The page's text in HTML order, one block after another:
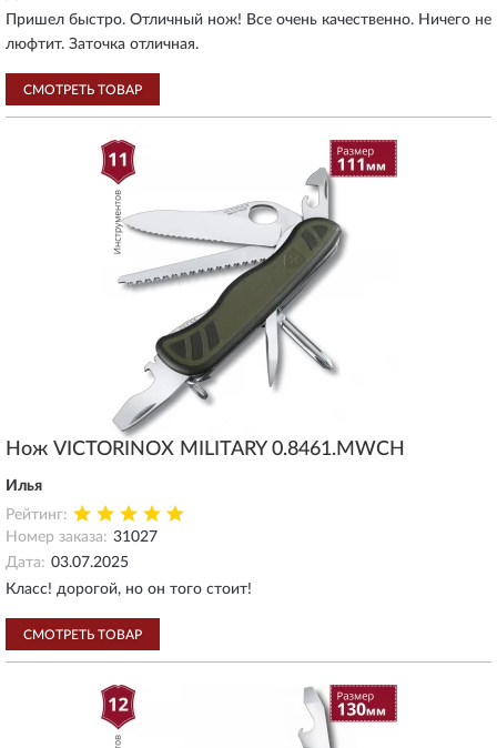
Пришел быстро. Отличный нож! Все очень качественно. Ничего не
люфтит. Заточка отличная.
СМОТРЕТЬ ТОВАР
Нож VICTORINOX MILITARY 0.8461.MWCH
Илья
Рейтинг:
Номер заказа: 31027
Дата: 03.07.2025
Класс! дорогой, но он того стоит!
СМОТРЕТЬ ТОВАР